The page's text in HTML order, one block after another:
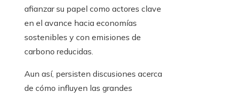
afianzar su papel como actores clave
en el avance hacia economías
sostenibles y con emisiones de
carbono reducidas.
Aun así, persisten discusiones acerca
de cómo influyen las grandes